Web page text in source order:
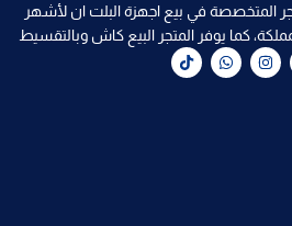
المتخصصة في بيع اجهزة البلت ان لأشهر
كما يوفر المتجر البيع كاش وبالتقسيط